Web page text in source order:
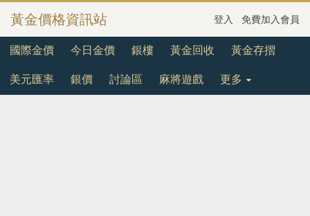
黃金價格資訊站 登入 免費加入會員
國際金價 今日金價 銀樓 黃金回收 黃金存摺
美元匯率 銀價 討論區 麻將遊戲 更多